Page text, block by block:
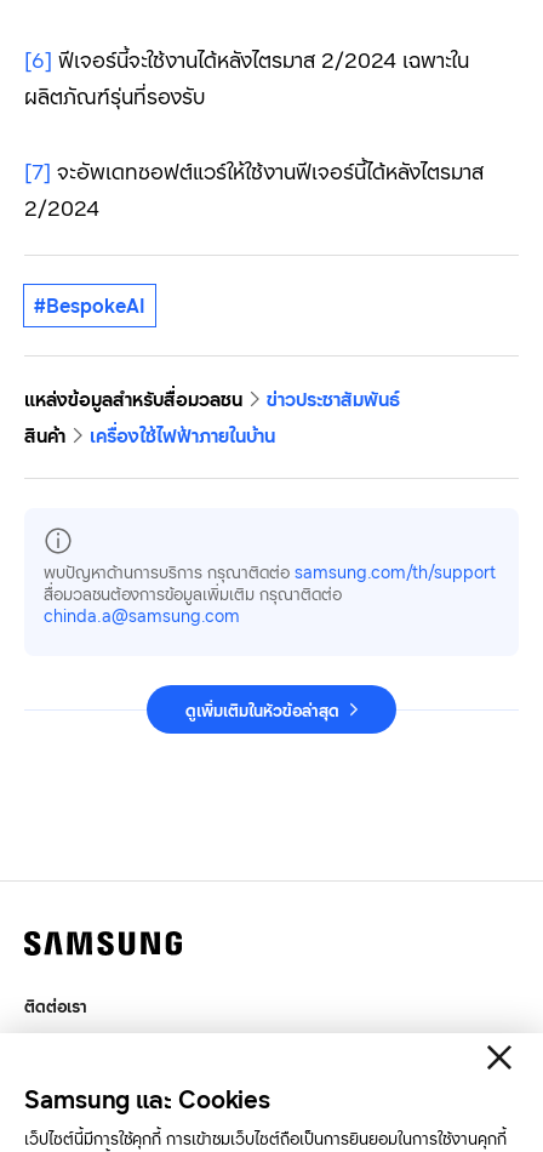
[6] ฟีเจอร์นี้จะใช้งานได้หลังไตรมาส 2/2024 เฉพาะใน
ผลิตภัณฑ์รุ่นที่รองรับ
[7] จะอัพเดทซอฟต์แวร์ให้ใช้งานฟีเจอร์นี้ได้หลังไตรมาส
2/2024
#BespokeAI
แหล่งข้อมูลสำหรับสื่อมวลชน
ข่าวประชาสัมพันธ์
สินค้า
เครื่องใช้ไฟฟ้าภายในบ้าน
พบปัญหาด้านการบริการ กรุณาติดต่อ samsung.com/th/support
สื่อมวลชนต้องการข้อมูลเพิ่มเติม กรุณาติดต่อ
chinda.a@samsung.com
ดูเพิ่มเติมในหัวข้อล่าสุด
ติดต่อเรา
SAMSUNG.COM
Samsung และ Cookies
เว็ปไซต์นี้มีการใช้คุกกี้ การเข้าชมเว็บไซต์ถือเป็นการยินยอมในการใช้งานคุกกี้